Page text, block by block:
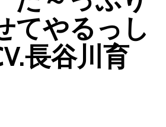
てやるっし
長谷川育